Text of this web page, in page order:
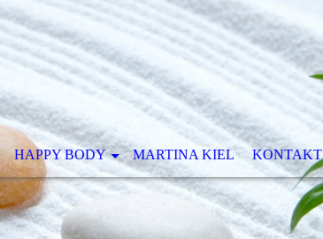
HAPPY BODY MARTINA KIEL KONTAKT